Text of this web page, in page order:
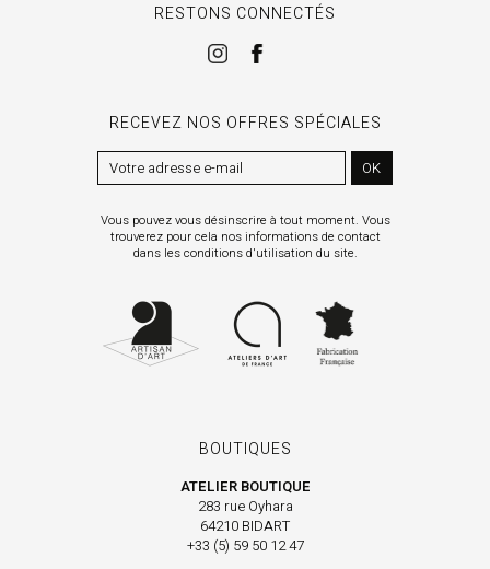
RESTONS CONNECTÉS
RECEVEZ NOS OFFRES SPÉCIALES
OK
Vous pouvez vous désinscrire à tout moment. Vous
trouverez pour cela nos informations de contact
dans les conditions d'utilisation du site.
BOUTIQUES
ATELIER BOUTIQUE
283 rue Oyhara
64210 BIDART
+33 (5) 59 50 12 47